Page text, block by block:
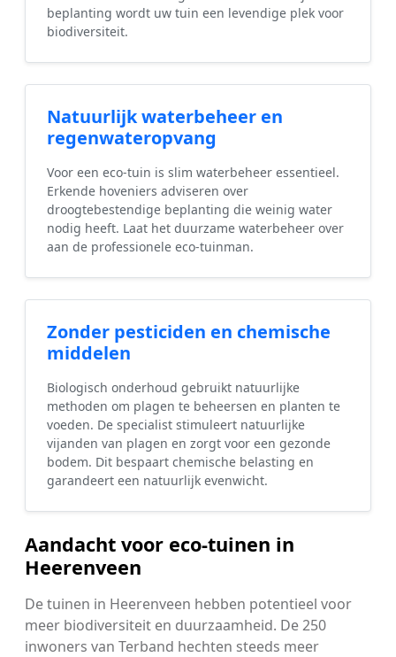
beplanting wordt uw tuin een levendige plek voor
biodiversiteit.
Natuurlijk waterbeheer en
regenwateropvang
Voor een eco-tuin is slim waterbeheer essentieel.
Erkende hoveniers adviseren over
droogtebestendige beplanting die weinig water
nodig heeft. Laat het duurzame waterbeheer over
aan de professionele eco-tuinman.
Zonder pesticiden en chemische
middelen
Biologisch onderhoud gebruikt natuurlijke
methoden om plagen te beheersen en planten te
voeden. De specialist stimuleert natuurlijke
vijanden van plagen en zorgt voor een gezonde
bodem. Dit bespaart chemische belasting en
garandeert een natuurlijk evenwicht.
Aandacht voor eco-tuinen in
Heerenveen
De tuinen in Heerenveen hebben potentieel voor
meer biodiversiteit en duurzaamheid. De 250
inwoners van Terband hechten steeds meer